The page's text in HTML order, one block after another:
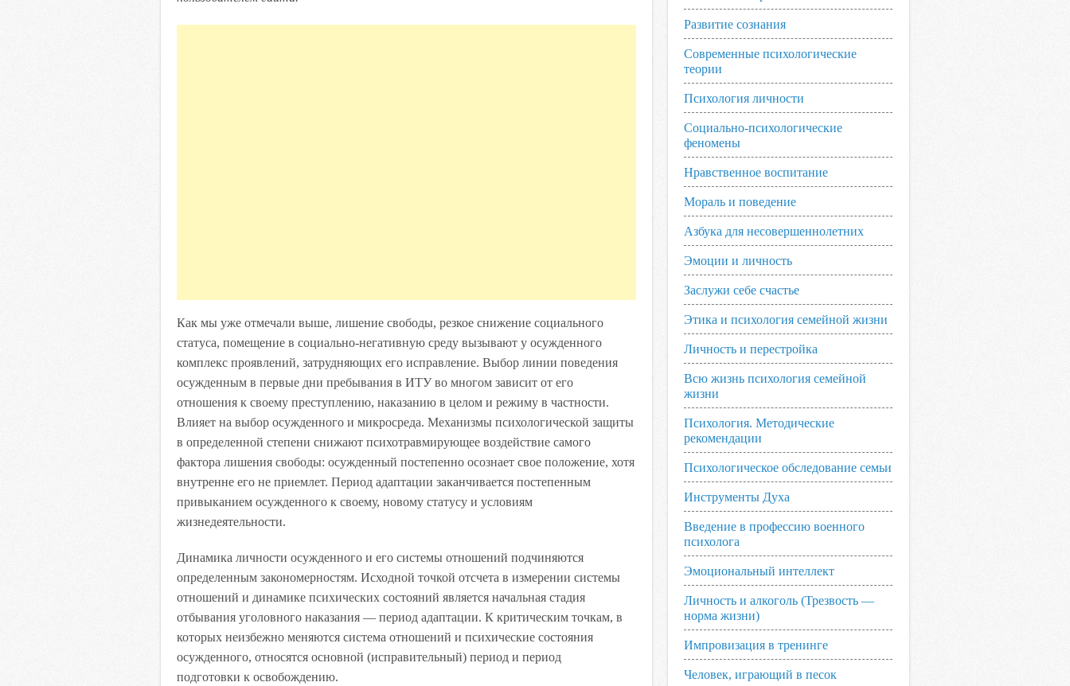
Как мы уже отмечали выше, лишение свободы, резкое снижение социального
статуса, помещение в социально-негативную среду вызывают у осужденного
комплекс проявлений, затрудняющих его исправление. Выбор линии поведения
осужденным в первые дни пребывания в ИТУ во многом зависит от его
отношения к своему преступлению, наказанию в целом и режиму в частности.
Влияет на выбор осужденного и микросреда. Механизмы психологической защиты
в определенной степени снижают психотравмирующее воздействие самого
фактора лишения свободы: осужденный постепенно осознает свое положение, хотя
внутренне его не приемлет. Период адаптации заканчивается постепенным
привыканием осужденного к своему, новому статусу и условиям
жизнедеятельности.
Динамика личности осужденного и его системы отношений подчиняются
определенным закономерностям. Исходной точкой отсчета в измерении системы
отношений и динамике психических состояний является начальная стадия
отбывания уголовного наказания — период адаптации. К критическим точкам, в
которых неизбежно меняются система отношений и психические состояния
осужденного, относятся основной (исправительный) период и период
подготовки к освобождению.
Развитие сознания
Современные психологические
теории
Психология личности
Социально-психологические
феномены
Нравственное воспитание
Мораль и поведение
Азбука для несовершеннолетних
Эмоции и личность
Заслужи себе счастье
Этика и психология семейной жизни
Личность и перестройка
Всю жизнь психология семейной
жизни
Психология. Методические
рекомендации
Психологическое обследование семьи
Инструменты Духа
Введение в профессию военного
психолога
Эмоциональный интеллект
Личность и алкоголь (Трезвость —
норма жизни)
Импровизация в тренинге
Человек, играющий в песок